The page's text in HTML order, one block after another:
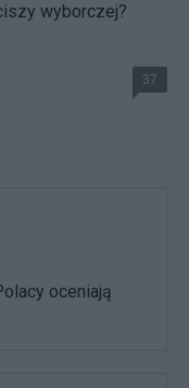
wyborczej?
37
oceniają